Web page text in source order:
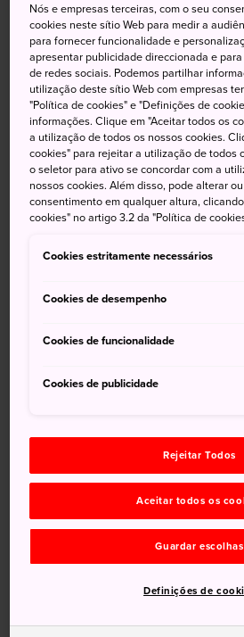
PALAVRAS-CHAVE MAPA
Espaço encantador
contemplativo
dos maiores
Reconhecido como o criador de
singular de desenho com tinta
sumi-e, Sesshu, artista e monge
Tesouros Nacionais.
Conhecido também por seus dois
O museu fica a pouco mais de um
Há pontos de ônibus a 500 metros
mais fácil de chegar é tomar um
jardins de Sesshu nas proximidades.
Nós e empresas terceiras, com o seu
cookies neste sítio Web para medir a
para fornecer funcionalidade e
apresentar publicidade direccionada e
de redes sociais. Podemos partilhar
utilização deste sítio Web com empresas
"Política de cookies" e "Definições de
informações. Clique em "Aceitar todos os
a utilização de todos os nossos cookies.
cookies" para rejeitar a utilização de todos
o seletor para ativo se concordar com a
nossos cookies. Além disso, pode alterar
consentimento em qualquer altura,
cookies" no artigo 3.2 da "Política de
Cookies estritamente necessários
Cookies de desempenho
Cookies de funcionalidade
Cookies de publicidade
Rejeitar Todos
Aceitar todos os
Guardar escolhas
Definições de